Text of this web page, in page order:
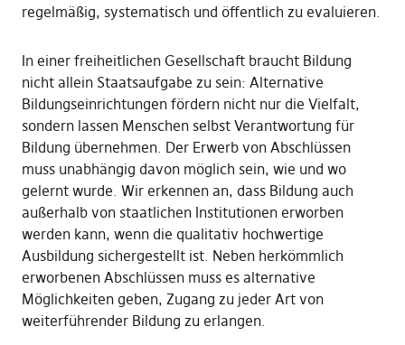
regelmäßig, systematisch und öffentlich zu evaluieren.
In einer freiheitlichen Gesellschaft braucht Bildung
nicht allein Staatsaufgabe zu sein: Alternative
Bildungseinrichtungen fördern nicht nur die Vielfalt,
sondern lassen Menschen selbst Verantwortung für
Bildung übernehmen. Der Erwerb von Abschlüssen
muss unabhängig davon möglich sein, wie und wo
gelernt wurde. Wir erkennen an, dass Bildung auch
außerhalb von staatlichen Institutionen erworben
werden kann, wenn die qualitativ hochwertige
Ausbildung sichergestellt ist. Neben herkömmlich
erworbenen Abschlüssen muss es alternative
Möglichkeiten geben, Zugang zu jeder Art von
weiterführender Bildung zu erlangen.